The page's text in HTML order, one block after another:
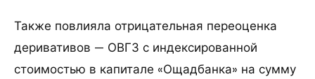
Также повлияла отрицательная переоценка
деривативов — ОВГЗ с индексированной
стоимостью в капитале «Ощадбанка» на сумму